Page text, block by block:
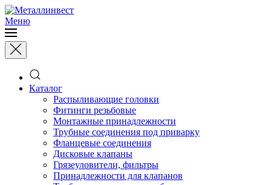
Меню
Каталог
Распыливающие головки
Фитинги резьбовые
Монтажные принадлежности
Трубные соединения под приварку
Фланцевые соединения
Дисковые клапаны
Грязеуловители, фильтры
Принадлежности для клапанов